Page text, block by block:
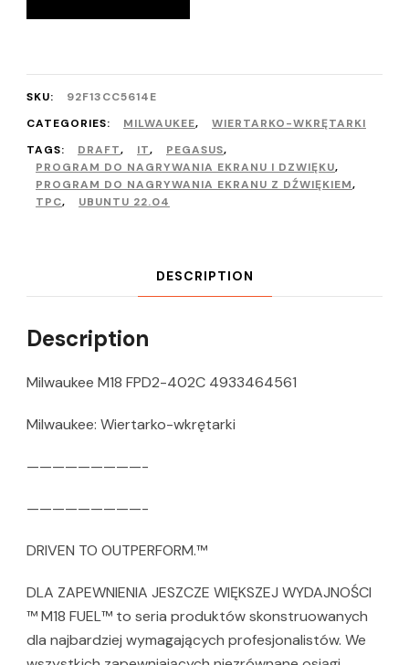
SKU:
92F13CC5614E
CATEGORIES:
MILWAUKEE,
WIERTARKO-WKRĘTARKI
TAGS:
DRAFT, IT, PEGASUS,
PROGRAM DO NAGRYWANIA EKRANU I DZWIĘKU,
PROGRAM DO NAGRYWANIA EKRANU Z DŹWIĘKIEM,
TPC, UBUNTU 22.04
DESCRIPTION
Description
Milwaukee M18 FPD2-402C 4933464561
Milwaukee: Wiertarko-wkrętarki
—————————-
—————————-
DRIVEN TO OUTPERFORM.™
DLA ZAPEWNIENIA JESZCZE WIĘKSZEJ WYDAJNOŚCI
™ M18 FUEL™ to seria produktów skonstruowanych
dla najbardziej wymagających profesjonalistów. We